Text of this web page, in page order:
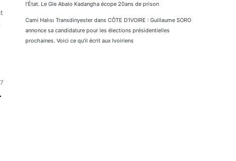
l’État. Le Gle Abalo Kadangha écope 20ans de prison
Cami Halısı Transdinyester dans CÔTE D’IVOIRE : Guillaume SORO
annonce sa candidature pour les élections présidentielles
prochaines. Voici ce qu’il écrit aux Ivoiriens